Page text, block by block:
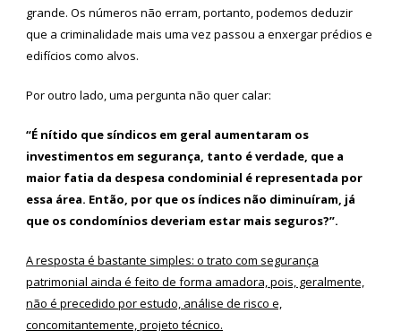
grande. Os números não erram, portanto, podemos deduzir
que a criminalidade mais uma vez passou a enxergar prédios e
edifícios como alvos.
Por outro lado, uma pergunta não quer calar:
“É nítido que síndicos em geral aumentaram os
investimentos em segurança, tanto é verdade, que a
maior fatia da despesa condominial é representada por
essa área. Então, por que os índices não diminuíram, já
que os condomínios deveriam estar mais seguros?”.
A resposta é bastante simples: o trato com segurança
patrimonial ainda é feito de forma amadora, pois, geralmente,
não é precedido por estudo, análise de risco e,
concomitantemente, projeto técnico.